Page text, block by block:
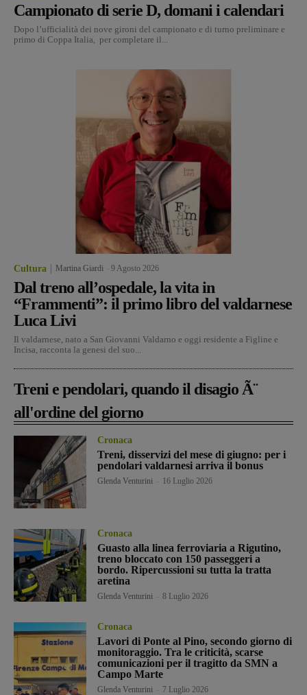
Campionato di serie D, domani i calendari
Dopo l’ufficialità dei nove gironi del campionato e di turno preliminare e
primo di Coppa Italia, per completare il...
Cultura Martina Giardi 9 Agosto 2026
Dal treno all’ospedale, la vita in
“Frammenti”: il primo libro del valdarnese
Luca Livi
Il valdarnese, nato a San Giovanni Valdarno e oggi residente a Figline e
Incisa, racconta la genesi del suo...
Treni e pendolari, quando il disagio Ã¨
all'ordine del giorno
Cronaca
Treni, disservizi del mese di giugno: per i
pendolari valdarnesi arriva il bonus
Glenda Venturini 16 Luglio 2026
Cronaca
Guasto alla linea ferroviaria a Rigutino,
treno bloccato con 150 passeggeri a
bordo. Ripercussioni su tutta la tratta
aretina
Glenda Venturini 8 Luglio 2026
Cronaca
Lavori di Ponte al Pino, secondo giorno di
monitoraggio. Tra le criticità, scarse
comunicazioni per il tragitto da SMN a
Campo Marte
Glenda Venturini 7 Luglio 2026